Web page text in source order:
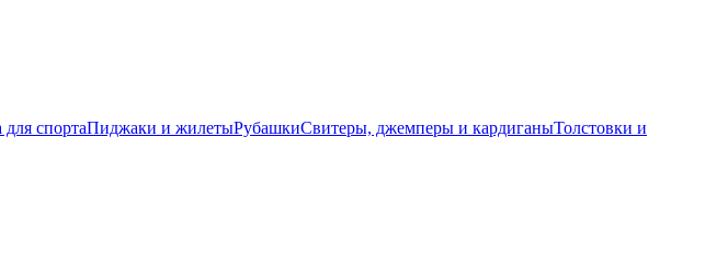
спортаПиджаки и жилетыРубашкиСвитеры, джемперы и кардиганыТолстовки и